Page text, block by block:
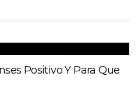
Positivo Y Para Que